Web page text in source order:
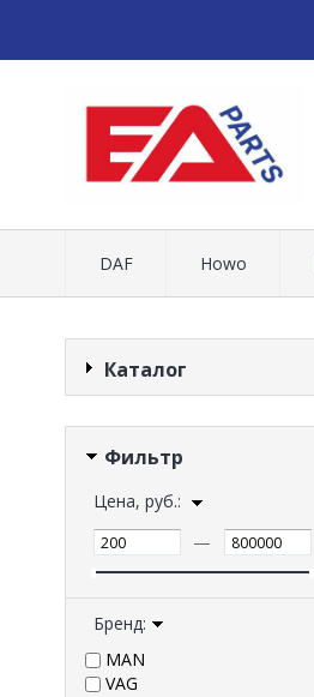
DAF Howo
Каталог
Фильтр
Цена, руб.:
—
Бренд:
MAN
VAG